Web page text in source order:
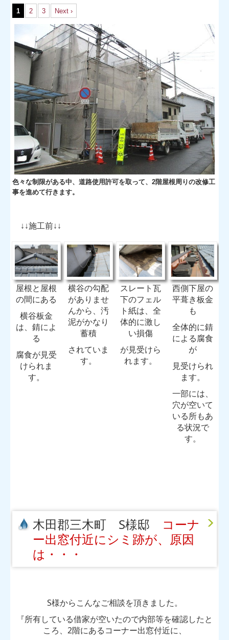
1 2 3 Next ›
色々な制限がある中、道路使用許可を取って、2階屋根周りの改修工
事を進めて行きます。
↓↓施工前↓↓
屋根と屋根
の間にある
横谷板金
は、錆によ
る
腐食が見受
けられま
す。
横谷の勾配
がありませ
んから、汚
泥がかなり
蓄積
されていま
す。
スレート瓦
下のフェル
ト紙は、全
体的に激し
い損傷
が見受けら
れます。
西側下屋の
平葺き板金
も
全体的に錆
による腐食
が
見受けられ
ます。
一部には、
穴が空いて
いる所もあ
る状況で
す。
木田郡三木町 S様邸 コーナ
ー出窓付近にシミ跡が、原因
は・・・
S様からこんなご相談を頂きました。
『所有している借家が空いたので内部等を確認したと
ころ、2階にあるコーナー出窓付近に、